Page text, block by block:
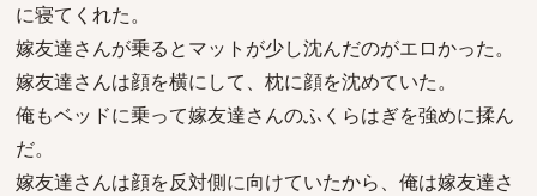
に寝てくれた。
嫁友達さんが乗るとマットが少し沈んだのがエロかった。
嫁友達さんは顔を横にして、枕に顔を沈めていた。
俺もベッドに乗って嫁友達さんのふくらはぎを強めに揉ん
だ。
嫁友達さんは顔を反対側に向けていたから、俺は嫁友達さ